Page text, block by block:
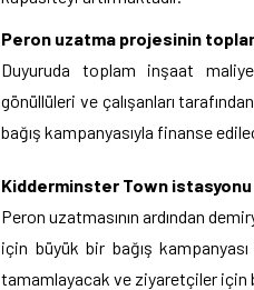
Peron uzatma projesinin
Duyuruda toplam inşaat
gönüllüleri ve çalışanları
bağış kampanyasıyla finanse
Kidderminster Town
Peron uzatmasının ardından
için büyük bir bağış
tamamlayacak ve ziyaretçiler için